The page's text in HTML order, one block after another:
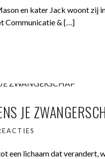
en kater Jack woont zij
Communicatie & […]
JE
een lichaam dat verandert,